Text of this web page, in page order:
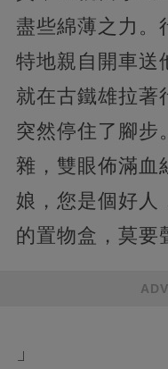
盡些綿薄之力。
特地親自開車送
就在古鐵雄拉著
突然停住了腳步
雜，雙眼佈滿血
娘，您是個好人
的置物盒，莫要
」